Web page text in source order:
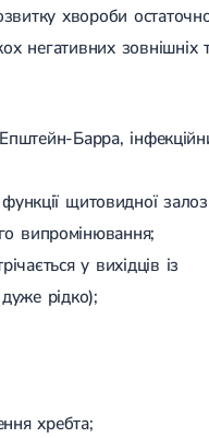
хвороби
негативних зовнішніх
Барра,
щитовидної
випромінювання;
у вихідців із
рідко);
хребта;